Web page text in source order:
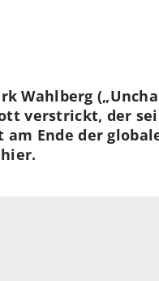
Wahlberg
verstrickt, der
Ende der